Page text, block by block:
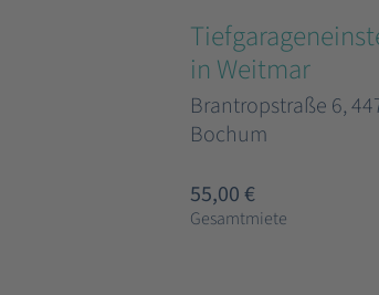
in Weitmar
Brantropstraße 6,
Bochum
55,00 €
Gesamtmiete